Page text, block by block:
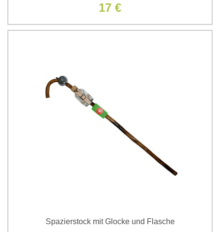
17 €
Spazierstock mit Glocke und Flasche